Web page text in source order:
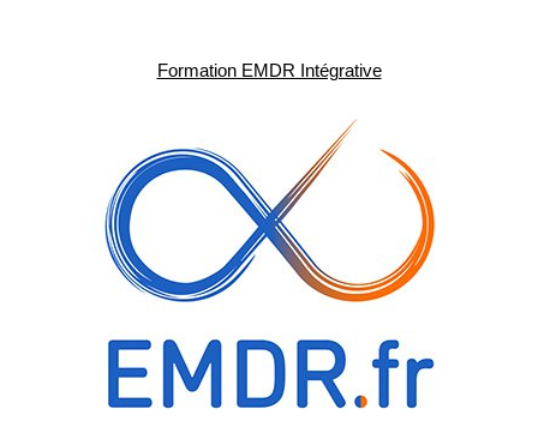
Formation EMDR Intégrative